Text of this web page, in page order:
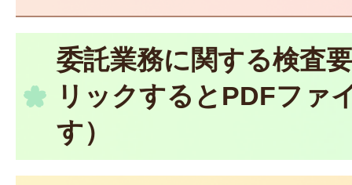
委託業務に関する検査
リックするとPDFファ
す）